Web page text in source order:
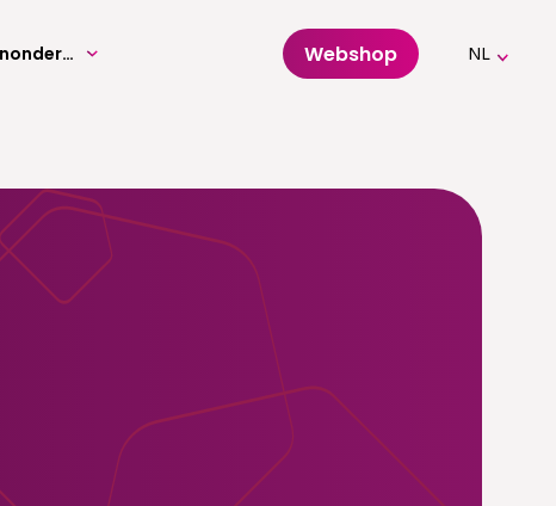
Volwassenenonderwijs Webshop NL